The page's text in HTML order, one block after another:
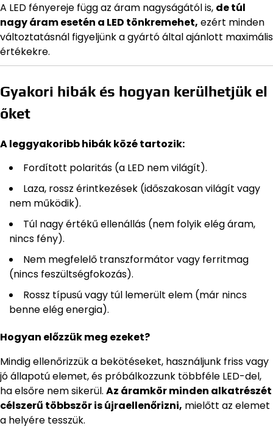
A LED fényereje függ az áram nagyságától is, de túl
nagy áram esetén a LED tönkremehet, ezért minden
változtatásnál figyeljünk a gyártó által ajánlott maximális
értékekre.
Gyakori hibák és hogyan kerülhetjük el
őket
A leggyakoribb hibák közé tartozik:
Fordított polaritás (a LED nem világít).
Laza, rossz érintkezések (időszakosan világít vagy
nem működik).
Túl nagy értékű ellenállás (nem folyik elég áram,
nincs fény).
Nem megfelelő transzformátor vagy ferritmag
(nincs feszültségfokozás).
Rossz típusú vagy túl lemerült elem (már nincs
benne elég energia).
Hogyan előzzük meg ezeket?
Mindig ellenőrizzük a bekötéseket, használjunk friss vagy
jó állapotú elemet, és próbálkozzunk többféle LED-del,
ha elsőre nem sikerül. Az áramkör minden alkatrészét
célszerű többször is újraellenőrizni, mielőtt az elemet
a helyére tesszük.